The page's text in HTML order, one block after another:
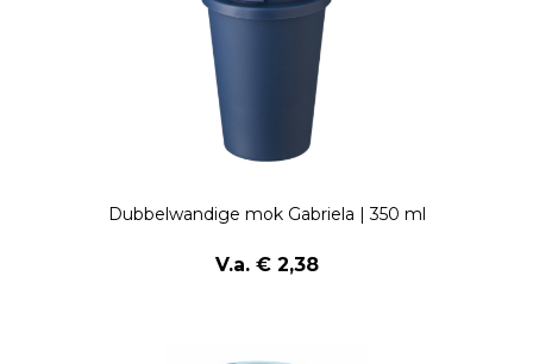
Dubbelwandige mok Gabriela | 350 ml
V.a. € 2,38